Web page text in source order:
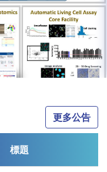
更多公告
標題